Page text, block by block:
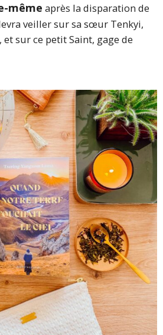
même après la disparation de
veiller sur sa sœur Tenkyi,
sur ce petit Saint, gage de